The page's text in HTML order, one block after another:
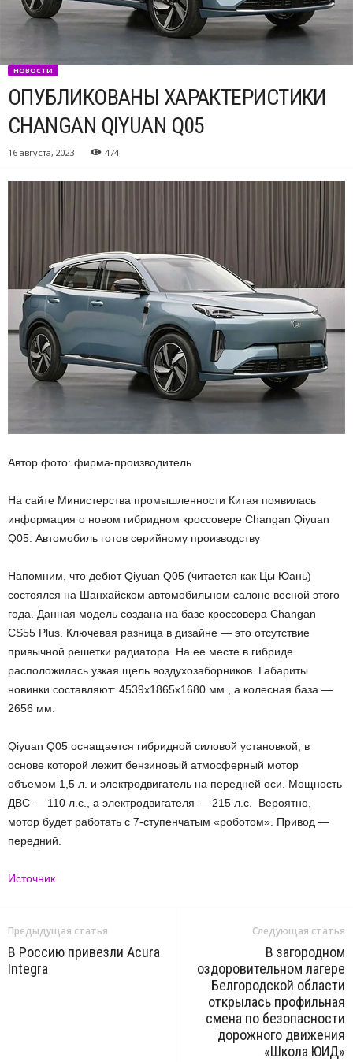
НОВОСТИ
ОПУБЛИКОВАНЫ ХАРАКТЕРИСТИКИ
CHANGAN QIYUAN Q05
16 августа, 2023 474
Автор фото: фирма-производитель
На сайте Министерства промышленности Китая появилась
информация о новом гибридном кроссовере Changan Qiyuan
Q05. Автомобиль готов серийному производству
Напомним, что дебют Qiyuan Q05 (читается как Цы Юань)
состоялся на Шанхайском автомобильном салоне весной этого
года. Данная модель создана на базе кроссовера Changan
CS55 Plus. Ключевая разница в дизайне — это отсутствие
привычной решетки радиатора. На ее месте в гибриде
расположилась узкая щель воздухозаборников. Габариты
новинки составляют: 4539х1865х1680 мм., а колесная база —
2656 мм.
Qiyuan Q05 оснащается гибридной силовой установкой, в
основе которой лежит бензиновый атмосферный мотор
объемом 1,5 л. и электродвигатель на передней оси. Мощность
ДВС — 110 л.с., а электродвигателя — 215 л.с. Вероятно,
мотор будет работать с 7-ступенчатым «роботом». Привод —
передний.
Источник
Предыдущая статья
В Россию привезли Acura
Integra
Следующая статья
В загородном
оздоровительном лагере
Белгородской области
открылась профильная
смена по безопасности
дорожного движения
«Школа ЮИД»